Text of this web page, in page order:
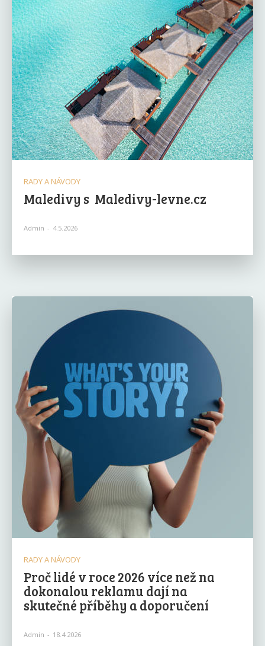
RADY A NÁVODY
Maledivy s Maledivy-levne.cz
Admin - 4.5.2026
RADY A NÁVODY
Proč lidé v roce 2026 více než na
dokonalou reklamu dají na
skutečné příběhy a doporučení
Admin - 18.4.2026